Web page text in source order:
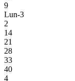
9
Lun-3
2
14
21
28
33
40
4